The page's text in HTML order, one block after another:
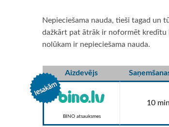
Nepieciešama nauda, tieši tagad un
dažkārt pat ātrāk ir noformēt kredītu
nolūkam ir nepieciešama nauda.
Aizdevējs
BINO atsauksmes
10 min